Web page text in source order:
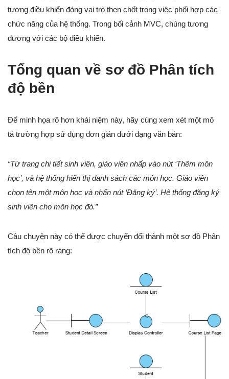
tượng điều khiển đóng vai trò then chốt trong việc phối hợp các
chức năng của hệ thống. Trong bối cảnh MVC, chúng tương
đương với các bộ điều khiển.
Tổng quan về sơ đồ Phân tích
độ bền
Để minh họa rõ hơn khái niệm này, hãy cùng xem xét một mô
tả trường hợp sử dụng đơn giản dưới dạng văn bản:
“Từ trang chi tiết sinh viên, giáo viên nhấp vào nút ‘Thêm môn
học’, và hệ thống hiển thị danh sách các môn học. Giáo viên
chọn tên một môn học và nhấn nút ‘Đăng ký’. Hệ thống đăng ký
sinh viên cho môn học đó.”
Câu chuyện này có thể được chuyển đổi thành một sơ đồ Phân
tích độ bền rõ ràng: